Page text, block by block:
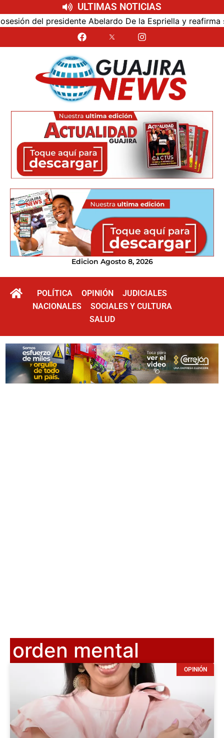
ULTIMAS NOTICIAS
presidente Abelardo De la Espriella y reafirma su
Edicion Agosto 8, 2026
POLÍTICA OPINIÓN
JUDICIALES
NACIONALES
SOCIALES Y CULTURA
SALUD
orden mental
OPINIÓN